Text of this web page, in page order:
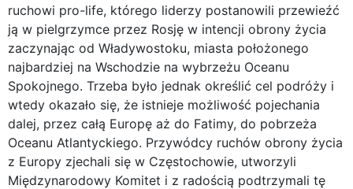
ruchowi pro-life, którego liderzy postanowili przewieźć
ją w pielgrzymce przez Rosję w intencji obrony życia
zaczynając od Władywostoku, miasta położonego
najbardziej na Wschodzie na wybrzeżu Oceanu
Spokojnego. Trzeba było jednak określić cel podróży i
wtedy okazało się, że istnieje możliwość pojechania
dalej, przez całą Europę aż do Fatimy, do pobrzeża
Oceanu Atlantyckiego. Przywódcy ruchów obrony życia
z Europy zjechali się w Częstochowie, utworzyli
Międzynarodowy Komitet i z radością podtrzymali tę